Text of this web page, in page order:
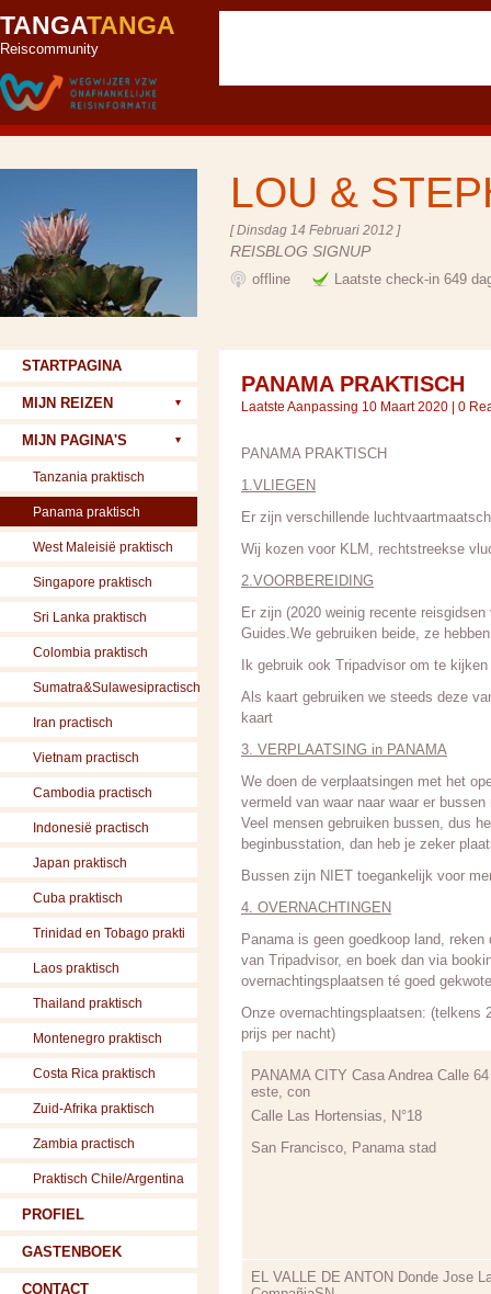
TANGATANGA
Reiscommunity
LOU &
[ Dinsdag 14 Februari 2012 ]
REISBLOG SIGNUP
offline Laatste check-in 649
PANAMA PRAKTISCH
Laatste Aanpassing 10 Maart 2020 | 0
PANAMA PRAKTISCH
1.VLIEGEN
Er zijn verschillende
Wij kozen voor KLM, rechtstreekse
2.VOORBEREIDING
Er zijn (2020 weinig recente
Guides.We gebruiken beide, ze
Ik gebruik ook Tripadvisor om te
Als kaart gebruiken we steeds deze
kaart
3. VERPLAATSING in PANAMA
We doen de verplaatsingen met het
vermeld van waar naar waar er bussen
Veel mensen gebruiken bussen, dus
beginbusstation, dan heb je zeker
Bussen zijn NIET toegankelijk voor
4. OVERNACHTINGEN
Panama is geen goedkoop land,
van Tripadvisor, en boek dan via
overnachtingsplaatsen té goed
Onze overnachtingsplaatsen: (telkens
prijs per nacht)
PANAMA CITY Casa Andrea Calle 64
este, con
Calle Las Hortensias, N°18
San Francisco, Panama stad
EL VALLE DE ANTON Donde Jose
STARTPAGINA
MIJN REIZEN
MIJN PAGINA'S
Tanzania praktisch
Panama praktisch
West Maleisië praktisch
Singapore praktisch
Sri Lanka praktisch
Colombia praktisch
Sumatra&Sulawesipractisch
Iran practisch
Vietnam practisch
Cambodia practisch
Indonesië practisch
Japan praktisch
Cuba praktisch
Trinidad en Tobago prakti
Laos praktisch
Thailand praktisch
Montenegro praktisch
Costa Rica praktisch
Zuid-Afrika praktisch
Zambia practisch
Praktisch Chile/Argentina
PROFIEL
GASTENBOEK
CONTACT